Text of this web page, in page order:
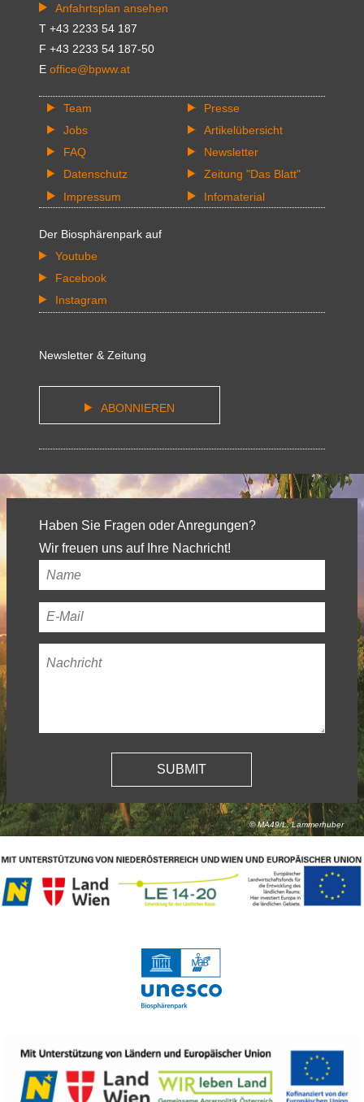
Anfahrtsplan ansehen
T +43 2233 54 187
F +43 2233 54 187-50
E office@bpww.at
Team
Jobs
FAQ
Datenschutz
Impressum
Presse
Artikelübersicht
Newsletter
Zeitung "Das Blatt"
Infomaterial
Der Biosphärenpark auf
Youtube
Facebook
Instagram
Newsletter & Zeitung
ABONNIEREN
Haben Sie Fragen oder Anregungen?
Wir freuen uns auf Ihre Nachricht!
Ihr
Name*
Ihre
E-
Mail-
Nachricht*
© MA49/L. Lammerhuber